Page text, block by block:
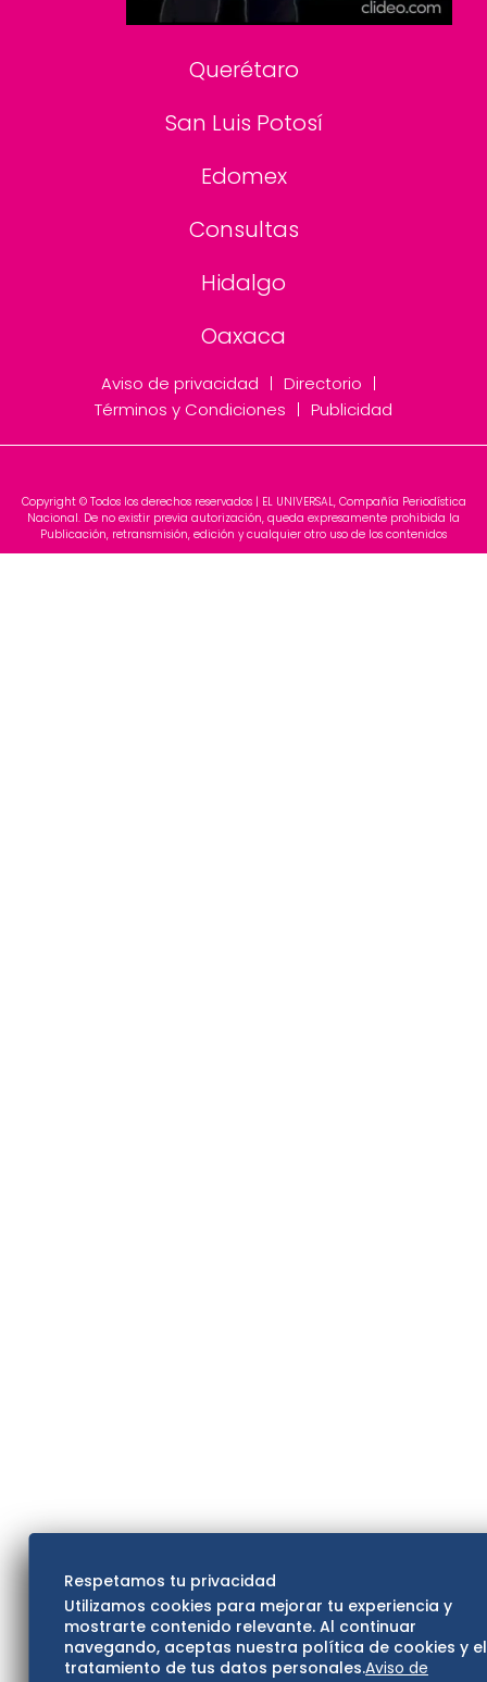
Consultas
Querétaro
San Luis Potosí
Edomex
Consultas
Hidalgo
Oaxaca
Aviso de privacidad
Directorio
Términos y Condiciones
Publicidad
Copyright © Todos los derechos reservados | EL UNIVERSAL, Compañía Periodística
Nacional. De no existir previa autorización, queda expresamente prohibida la
Publicación, retransmisión, edición y cualquier otro uso de los contenidos
Respetamos tu privacidad
Utilizamos cookies para mejorar tu experiencia y
mostrarte contenido relevante. Al continuar
navegando, aceptas nuestra política de cookies y el
tratamiento de tus datos personales.Aviso de